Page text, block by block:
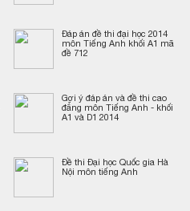
Đáp án đề thi đại học 2014
môn Tiếng Anh khối A1 mã
đề 712
Gợi ý đáp án và đề thi cao
đẳng môn Tiếng Anh - khối
A1 và D1 2014
Đề thi Đại học Quốc gia Hà
Nội môn tiếng Anh